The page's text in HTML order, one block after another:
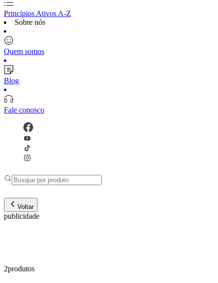
Princípios Ativos A-Z
Sobre nós
Quem somos
Blog
Fale conosco
Voltar
publicidade
2produtos